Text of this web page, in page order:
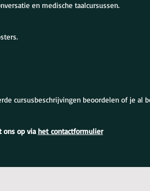
en medische taalcursussen.
cursusbeschrijvingen beoordelen of je al
ons op via het contactformulier